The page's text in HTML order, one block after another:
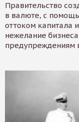
Правительство
в валюте, с
оттоком капитала
нежелание
предупреждениям